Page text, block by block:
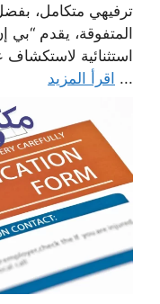
ترفيهي متكامل،
المتفوقة، يقدم
استثنائية
... اقرأ المزيد